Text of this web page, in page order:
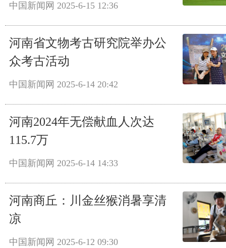
中国新闻网 2025-6-15 12:36
河南省文物考古研究院举办公
众考古活动
中国新闻网 2025-6-14 20:42
河南2024年无偿献血人次达
115.7万
中国新闻网 2025-6-14 14:33
河南商丘：川金丝猴消暑享清
凉
中国新闻网 2025-6-12 09:30